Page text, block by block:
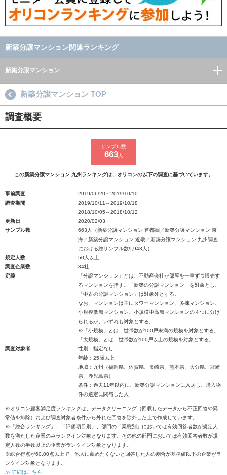
新築分譲マンション関連ランキング
新築分譲マンション
新築分譲マンション TOP
調査概要
サンプル数
663人
この新築分譲マンション 九州ランキングは、オリコンの以下の調査に基づいています。
事前調査
2019/06/20～2019/10/10
調査期間
2019/10/11～2019/10/18
2018/10/05～2018/10/12
更新日
2020/02/03
サンプル数
663人（新築分譲マンション 首都圏／新築分譲マンション 東
海／新築分譲マンション 近畿／新築分譲マンション 九州調査
における総サンプル数9,943人）
規定人数
50人以上
調査企業数
34社
定義
「分譲マンション」とは、不動産会社が部屋を一室ずつ販売す
るマンションを指す。「新築の分譲マンション」を対象とし、
「中古の分譲マンション」は対象外とする。
なお、マンションは主にタワーマンション、多棟マンション、
小規模低層マンション、小規模中高層マンションの４つに分け
られるが、いずれも対象とする。
※「小規模」とは、世帯数が100戸未満の規模を対象とする。
「大規模」とは、世帯数が100戸以上の規模を対象とする。
調査対象者
性別：指定なし
年齢：25歳以上
地域：九州（福岡県、佐賀県、長崎県、熊本県、大分県、宮崎
県、鹿児島県）
条件：過去11年以内に、新築分譲マンションに入居し、購入物
件の選定に関与した人
※オリコン顧客満足度ランキングは、データクリーニング（回収したデータから不正回答や異
常値を排除）および調査対象者条件から外れた回答を除外した上で作成しています。
※「総合ランキング」、「評価項目別」、部門の「業態別」においては有効回答者数が規定人
数を満たした企業のみランクイン対象となります。その他の部門においては有効回答者数が規
定人数の半数以上の企業がランクイン対象となります。
※総合得点が60.00点以上で、他人に薦めたくないと回答した人の割合が基準値以下の企業がラ
ンクイン対象となります。
≫ 詳細はこちら